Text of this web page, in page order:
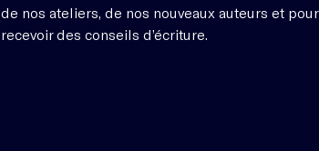
de nos ateliers, de nos nouveaux auteurs et pour
recevoir des conseils d’écriture.